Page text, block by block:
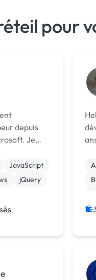
pour
depuis
Je
des
JavaScript
jQuery
Hello 👋,